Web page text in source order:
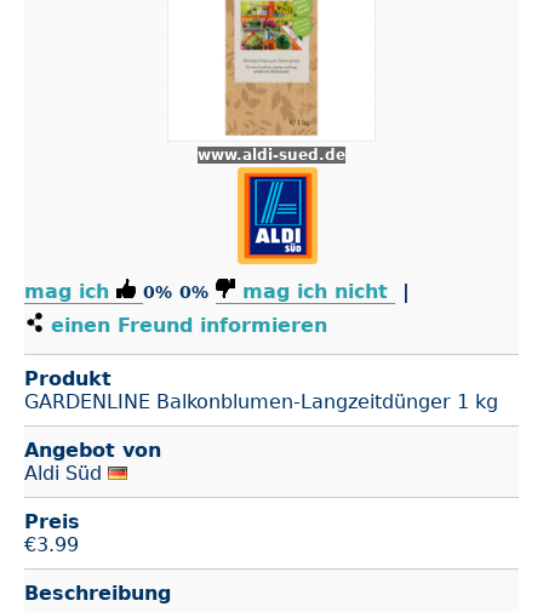
www.aldi-sued.de
mag ich 0% 0% mag ich nicht
|
einen Freund informieren
Produkt
GARDENLINE Balkonblumen-Langzeitdünger 1 kg
Angebot von
Aldi Süd
Preis
€3.99
Beschreibung